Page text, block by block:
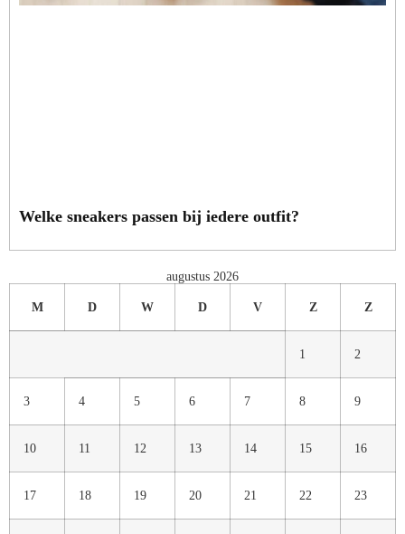
Welke sneakers passen bij iedere outfit?
augustus 2026
M D W D V Z Z
1 2
3 4 5 6 7 8 9
10 11 12 13 14 15 16
17 18 19 20 21 22 23